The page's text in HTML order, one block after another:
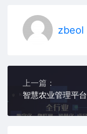
zbeol
上一篇：
智慧农业管理平台